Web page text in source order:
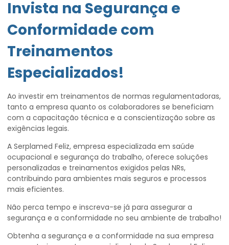
Invista na Segurança e
Conformidade com
Treinamentos
Especializados!
Ao investir em treinamentos de normas regulamentadoras,
tanto a empresa quanto os colaboradores se beneficiam
com a capacitação técnica e a conscientização sobre as
exigências legais.
A Serplamed Feliz, empresa especializada em saúde
ocupacional e segurança do trabalho, oferece soluções
personalizadas e treinamentos exigidos pelas NRs,
contribuindo para ambientes mais seguros e processos
mais eficientes.
Não perca tempo e inscreva-se já para assegurar a
segurança e a conformidade no seu ambiente de trabalho!
Obtenha a segurança e a conformidade na sua empresa